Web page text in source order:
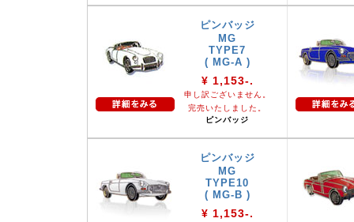
ピンバッジ
MG
TYPE7
( MG-A )
¥ 1,153-.
申し訳ございません。
完売いたしました。
ピンバッジ
ピンバッジ
MG
TYPE10
( MG-B )
¥ 1,153-.